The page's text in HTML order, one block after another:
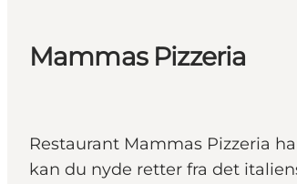
Mammas Pizzeria
Restaurant Mammas Pizzeria
kan du nyde retter fra det